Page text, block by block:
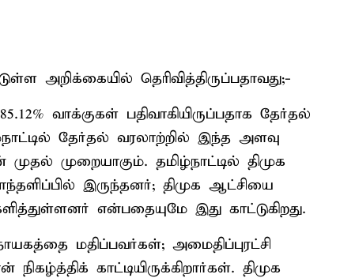
அறிக்கையில் தெரிவித்திருப்பதாவது;-
வாக்குகள் பதிவாகியிருப்பதாக தேர்தல்
தேர்தல் வரலாற்றில் இந்த அளவு
முதல் முறையாகும். தமிழ்நாட்டில் திமுக
இருந்தனர்; திமுக ஆட்சியை
என்பதையுமே இது காட்டுகிறது.
மதிப்பவர்கள்; அமைதிப்புரட்சி
காட்டியிருக்கிறார்கள். திமுக